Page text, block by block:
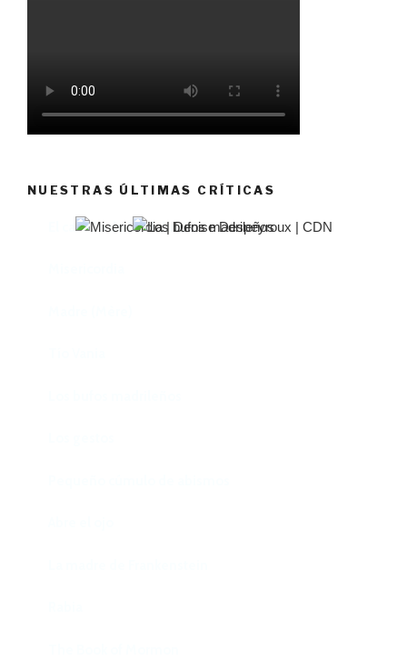
NUESTRAS ÚLTIMAS CRÍTICAS
El castillo de Lindabridis